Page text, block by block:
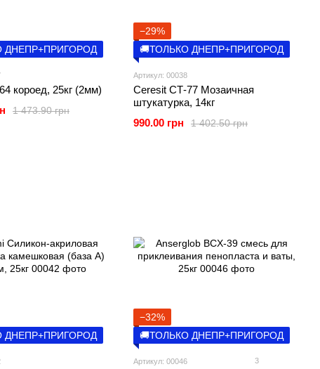
ДНЕПР+ПРИГОРОД
короед, 25кг (2мм)
1 473.90 грн
−29%
🚚ТОЛЬКО ДНЕПР+ПРИГОРОД
Артикул: 00038
Ceresit СТ-77 Мозаичная
штукатурка, 14кг
1 402.50 грн
990.00 грн
ДНЕПР+ПРИГОРОД
−32%
🚚ТОЛЬКО ДНЕПР+ПРИГОРОД
Артикул: 00046 3